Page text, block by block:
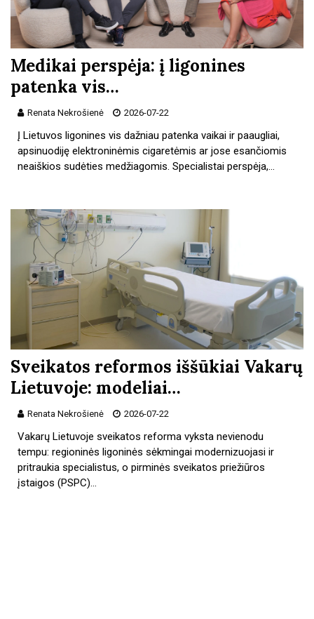
Medikai perspėja: į ligonines
patenka vis…
Renata Nekrošienė 2026-07-22
Į Lietuvos ligonines vis dažniau patenka vaikai ir paaugliai,
apsinuodiję elektroninėmis cigaretėmis ar jose esančiomis
neaiškios sudėties medžiagomis. Specialistai perspėja,…
Sveikatos reformos iššūkiai Vakarų
Lietuvoje: modeliai…
Renata Nekrošienė 2026-07-22
Vakarų Lietuvoje sveikatos reforma vyksta nevienodu
tempu: regioninės ligoninės sėkmingai modernizuojasi ir
pritraukia specialistus, o pirminės sveikatos priežiūros
įstaigos (PSPC)…